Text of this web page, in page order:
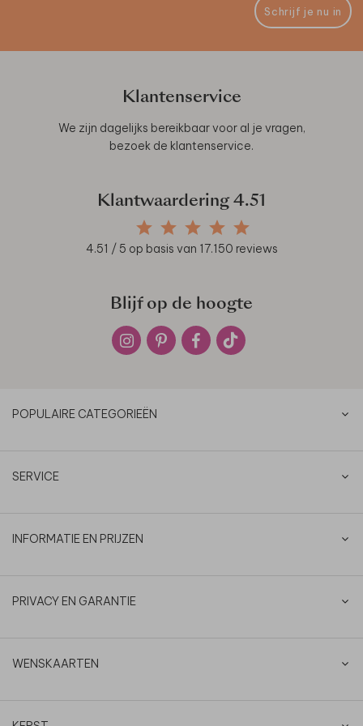
Schrijf je nu in
Klantenservice
We zijn dagelijks bereikbaar voor al je vragen,
bezoek de klantenservice.
Klantwaardering 4.51
4.51 / 5 op basis van 17.150 reviews
Blijf op de hoogte
POPULAIRE CATEGORIEËN
SERVICE
INFORMATIE EN PRIJZEN
PRIVACY EN GARANTIE
WENSKAARTEN